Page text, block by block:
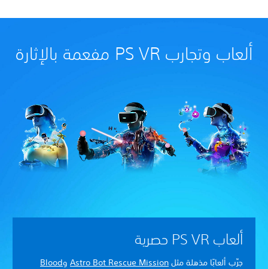
ألعاب وتجارب PS VR مفعمة بالإثارة
ألعاب PS VR حصرية
جرِّب ألعابًا مذهلة مثل Astro Bot Rescue Mission وBlood